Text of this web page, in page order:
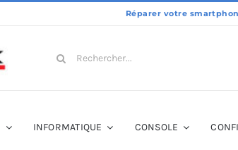
Search
INFORMATIQUE CONSOLE